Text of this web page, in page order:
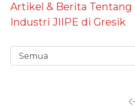
Artikel & Berita Tentang
Industri JIIPE di Gresik